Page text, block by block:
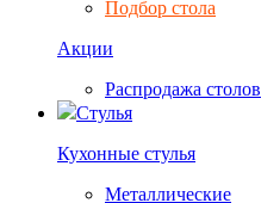
Подбор стола
Акции
Распродажа столов
Стулья
Кухонные стулья
Металлические